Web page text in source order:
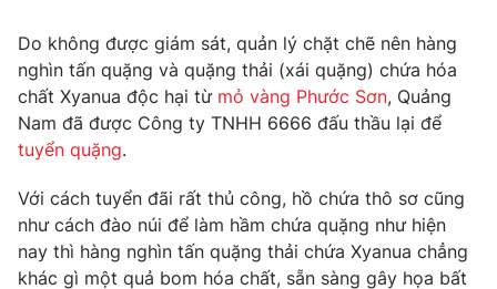
Thế giới đó đây
Câu chuyện quốc tế
Kinh tế
Tài chính
Thị trường
Dữ liệu và đời sống
Phim VTV
Hậu trường
Giải trí
Do không được giám sát, quản lý chặt chẽ nên hàng
nghìn tấn quặng và quặng thải (xái quặng) chứa hóa
chất Xyanua độc hại từ mỏ vàng Phước Sơn, Quảng
Nam đã được Công ty TNHH 6666 đấu thầu lại để
tuyển quặng.
Với cách tuyển đãi rất thủ công, hồ chứa thô sơ cũng
như cách đào núi để làm hầm chứa quặng như hiện
nay thì hàng nghìn tấn quặng thải chứa Xyanua chẳng
khác gì một quả bom hóa chất, sẵn sàng gây họa bất